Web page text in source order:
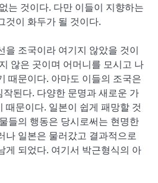
는 것이다. 다만 이들이 지향하는
것이 화두가 될 것이다.
을 조국이라 여기지 않았을 것이
않은 곳이며 어머니를 모시고 나
때문이다. 아마도 이들의 조국은
된다. 다양한 문명과 새로운 가
때문이다. 일본이 쉽게 패망할 것
들의 행동은 당시로써는 현명한
나 일본은 물러갔고 결과적으로
게 되었다. 여기서 박근형식의 아